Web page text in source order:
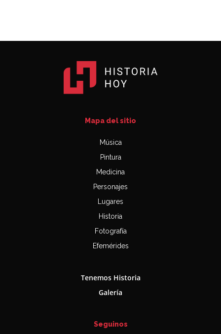
Mapa del sitio
Música
Pintura
Medicina
Personajes
Lugares
Historia
Fotografía
Efemérides
Tenemos Historia
Galería
Seguinos